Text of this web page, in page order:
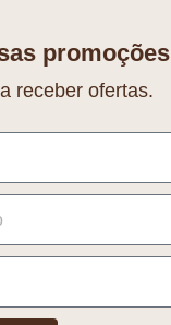
promoções
receber ofertas.